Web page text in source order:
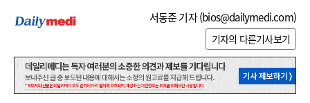
서동준 기자 (bios@dailymedi.com)
기자의 다른기사보기